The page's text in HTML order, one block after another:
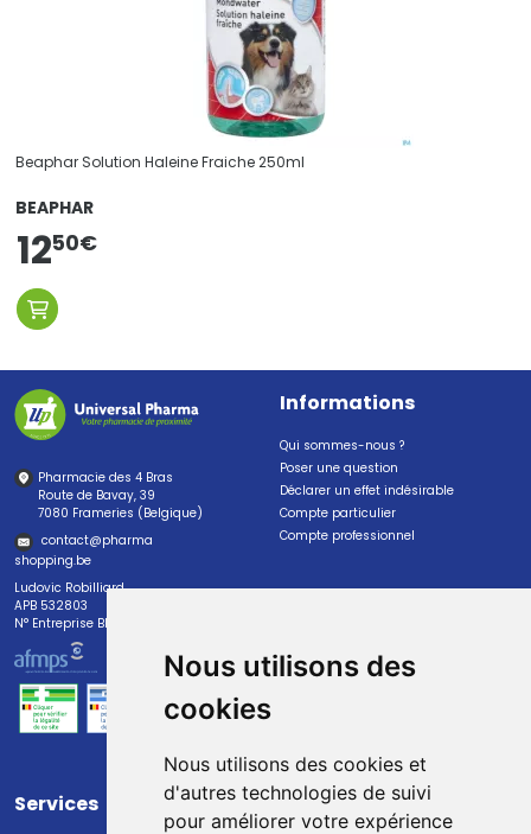
Nous utilisons des
cookies
Nous utilisons des cookies et
d'autres technologies de suivi
pour améliorer votre expérience
Beaphar Solution Haleine Fraiche 250ml
BEAPHAR
1250€
Pharmacie des 4 Bras
Route de Bavay, 39
7080 Frameries (Belgique)
contact@pharma
shopping.be
Ludovic Robilliard
APB 532803
N° Entreprise BE0447.382.113
Informations
Qui sommes-nous ?
Poser une question
Déclarer un effet indésirable
Compte particulier
Compte professionnel
Services Paiement